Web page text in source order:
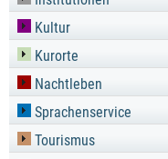
Kultur
Kurorte
Nachtleben
Sprachenservice
Tourismus